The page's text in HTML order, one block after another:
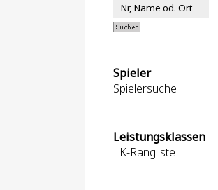
Spieler
Spielersuche
Leistungsklassen
LK-Rangliste